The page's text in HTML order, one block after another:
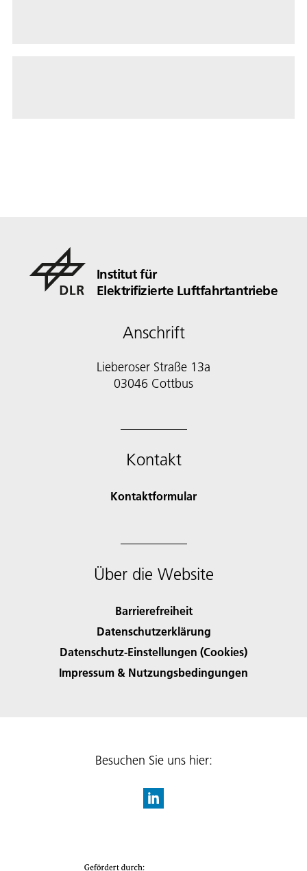
Institut für
Elektrifizierte Luftfahrtantriebe
Anschrift
Lieberoser Straße 13a
03046 Cottbus
Kontakt
Kontaktformular
Über die Website
Barrierefreiheit
Datenschutzerklärung
Datenschutz-Einstellungen (Cookies)
Impressum & Nutzungsbedingungen
Besuchen Sie uns hier: